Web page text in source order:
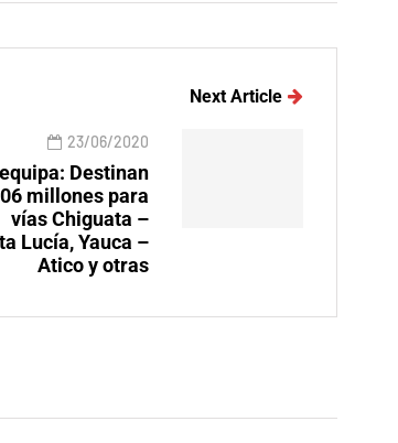
Next Article
23/06/2020
Destinan
millones para
vías Chiguata –
Lucía, Yauca –
Atico y otras